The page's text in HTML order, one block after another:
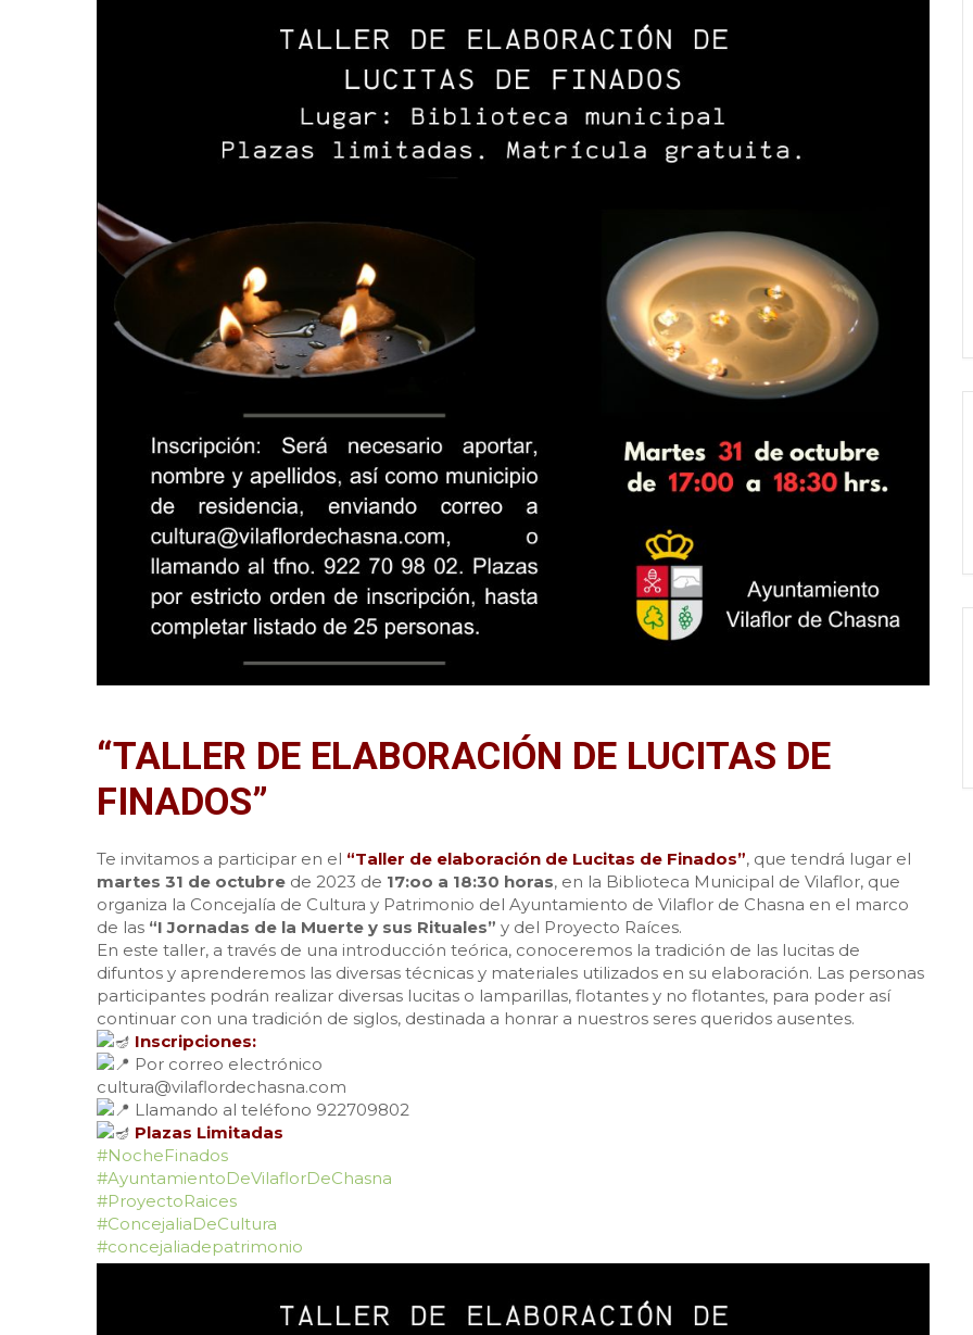
“TALLER DE ELABORACIÓN DE LUCITAS DE
FINADOS”
Te invitamos a participar en el “Taller de elaboración de Lucitas de Finados”, que tendrá lugar el
martes 31 de octubre de 2023 de 17:oo a 18:30 horas, en la Biblioteca Municipal de Vilaflor, que
organiza la Concejalía de Cultura y Patrimonio del Ayuntamiento de Vilaflor de Chasna en el marco
de las “I Jornadas de la Muerte y sus Rituales” y del Proyecto Raíces.
En este taller, a través de una introducción teórica, conoceremos la tradición de las lucitas de
difuntos y aprenderemos las diversas técnicas y materiales utilizados en su elaboración. Las personas
participantes podrán realizar diversas lucitas o lamparillas, flotantes y no flotantes, para poder así
continuar con una tradición de siglos, destinada a honrar a nuestros seres queridos ausentes.
Inscripciones:
Por correo electrónico
cultura@vilaflordechasna.com
Llamando al teléfono 922709802
Plazas Limitadas
#NocheFinados
#AyuntamientoDeVilaflorDeChasna
#ProyectoRaices
#ConcejaliaDeCultura
#concejaliadepatrimonio